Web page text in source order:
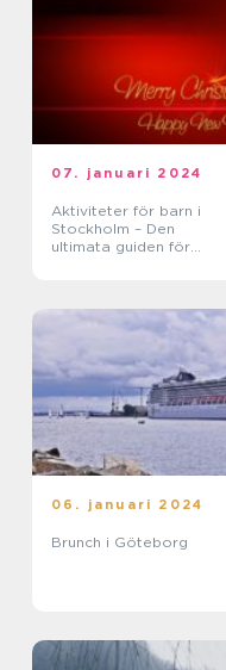
07. januari 2024
Aktiviteter för barn i
Stockholm – Den
ultimata guiden för
06. januari 2024
Brunch i Göteborg